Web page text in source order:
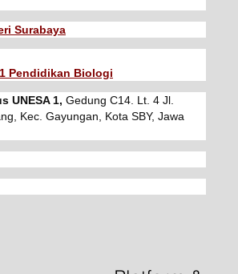
Surabaya
Pendidikan Biologi
UNESA 1, Gedung C14. Lt. 4 Jl.
Kec. Gayungan, Kota SBY, Jawa